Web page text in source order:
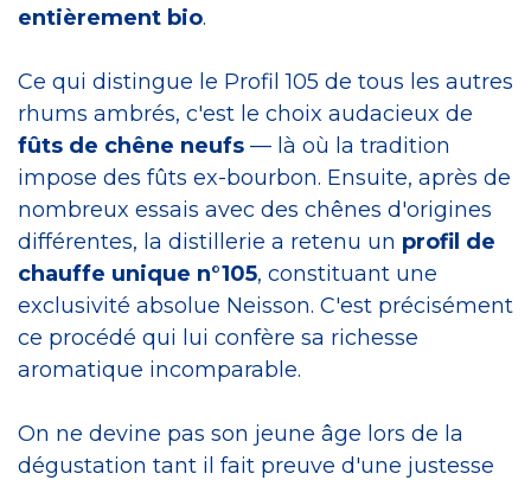
entièrement bio.
Ce qui distingue le Profil 105 de tous les autres
rhums ambrés, c'est le choix audacieux de
fûts de chêne neufs — là où la tradition
impose des fûts ex-bourbon. Ensuite, après de
nombreux essais avec des chênes d'origines
différentes, la distillerie a retenu un profil de
chauffe unique n°105, constituant une
exclusivité absolue Neisson. C'est précisément
ce procédé qui lui confère sa richesse
aromatique incomparable.
On ne devine pas son jeune âge lors de la
dégustation tant il fait preuve d'une justesse